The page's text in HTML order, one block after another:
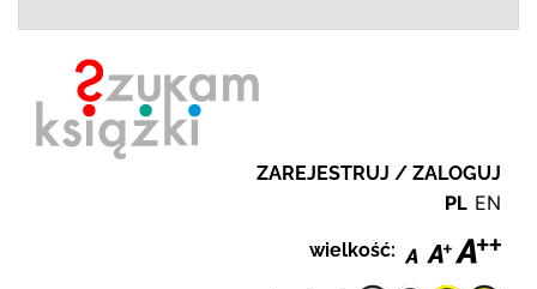
ZAREJESTRUJ / ZALOGUJ
PL EN
wielkość: